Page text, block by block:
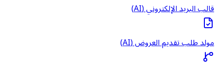
قالب البريد الإلكتروني (AI)
مولد طلب تقديم العروض (AI)